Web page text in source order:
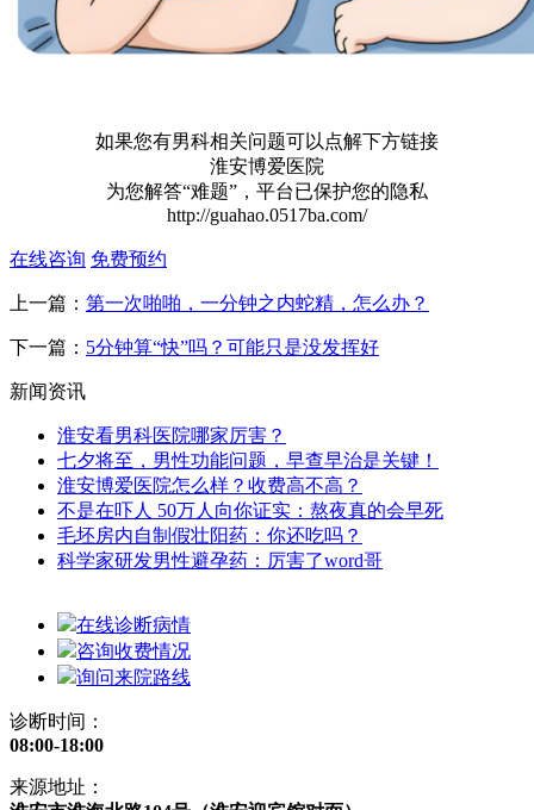
如果您有男科相关问题可以点解下方链接
淮安博爱医院
为您解答“难题”，平台已保护您的隐私
http://guahao.0517ba.com/
在线咨询 免费预约
上一篇： 第一次啪啪，一分钟之内蛇精，怎么办？
下一篇： 5分钟算“快”吗？可能只是没发挥好
新闻资讯
淮安看男科医院哪家厉害？
七夕将至，男性功能问题，早查早治是关键！
淮安博爱医院怎么样？收费高不高？
不是在吓人 50万人向你证实：熬夜真的会早死
毛坯房内自制假壮阳药：你还吃吗？
科学家研发男性避孕药：厉害了word哥
在线诊断病情
咨询收费情况
询问来院路线
诊断时间：
08:00-18:00
来源地址：